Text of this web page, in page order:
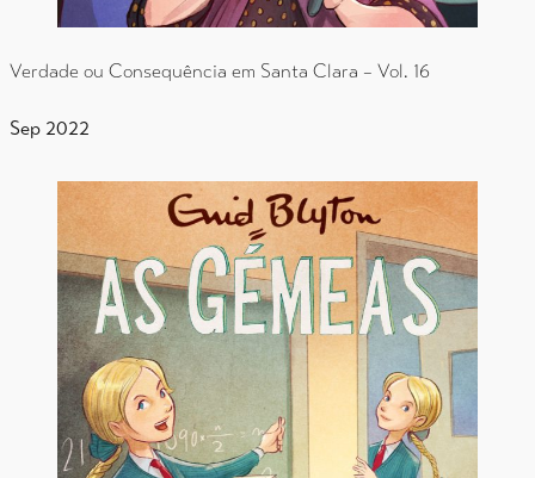
Verdade ou Consequência em Santa Clara – Vol. 16
Sep 2022